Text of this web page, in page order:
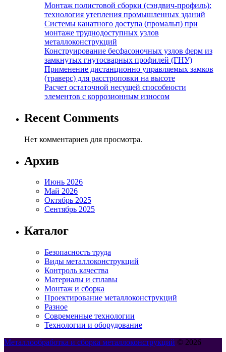
Монтаж полистовой сборки (сэндвич-профиль):
технология утепления промышленных зданий
Системы канатного доступа (промальп) при
монтаже труднодоступных узлов
металлоконструкций
Конструирование бесфасоночных узлов ферм из
замкнутых гнутосварных профилей (ГНУ)
Применение дистанционно управляемых замков
(траверс) для расстроповки на высоте
Расчет остаточной несущей способности
элементов с коррозионным износом
Recent Comments
Нет комментариев для просмотра.
Архив
Июнь 2026
Май 2026
Октябрь 2025
Сентябрь 2025
Каталог
Безопасность труда
Виды металлоконструкций
Контроль качества
Материалы и сплавы
Монтаж и сборка
Проектирование металлоконструкций
Разное
Современные технологии
Технологии и оборудование
Металлообработка и сборка металлоконструкций © 2026